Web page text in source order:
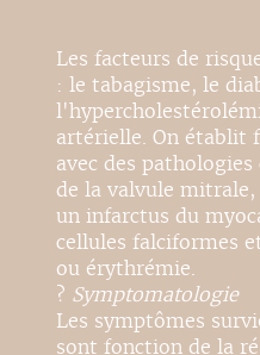
Les facteurs de
: le tabagisme, le
artérielle. On établit
avec des
de la valvule
un infarctus du
cellules falciformes
ou érythrémie.
? Symptomatologie
Les symptômes
sont fonction de la